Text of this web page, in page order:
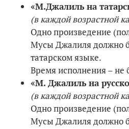
«М.Джалиль на
(в каждой возрастной
Одно произведение
Мусы Джалиля должно
татарском языке.
Время исполнения – не
«М. Джалиль на
(в каждой возрастной
Одно произведение
Мусы Джалиля должно